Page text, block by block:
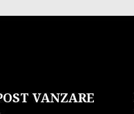
VANZARE